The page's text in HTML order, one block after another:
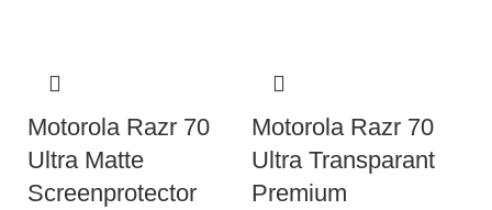
Motorola Razr 70
Ultra Matte
Screenprotector
Motorola Razr 70
Ultra Transparant
Premium